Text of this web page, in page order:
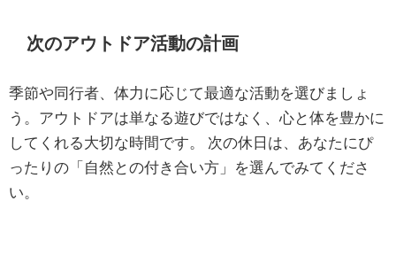
次のアウトドア活動の計画
季節や同行者、体力に応じて最適な活動を選びましょ
う。アウトドアは単なる遊びではなく、心と体を豊かに
してくれる大切な時間です。 次の休日は、あなたにぴ
ったりの「自然との付き合い方」を選んでみてくださ
い。